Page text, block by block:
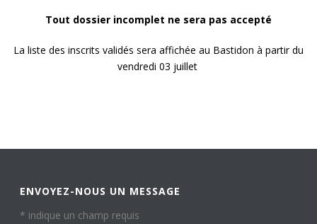
Tout dossier incomplet ne sera pas accepté
La liste des inscrits validés sera affichée au Bastidon à partir du
vendredi 03 juillet
ENVOYEZ-NOUS UN MESSAGE
* indique un champ requis